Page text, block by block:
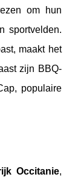
om hun
sportvelden.
maakt het
zijn BBQ-
populaire
Occitanie,